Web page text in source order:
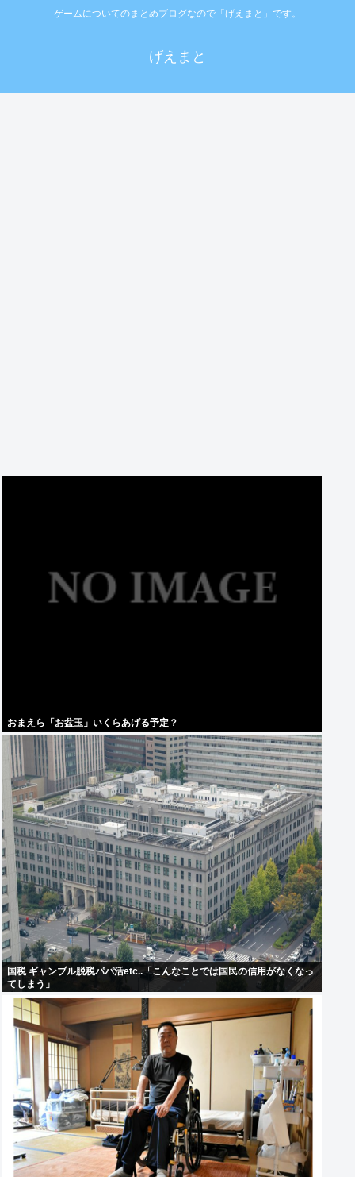
ゲームについてのまとめブログなので「げえまと」です。
げえまと
おまえら「お盆玉」いくらあげる予定？
国税 ギャンブル脱税パパ活etc..「こんなことでは国民の信用がなくなっ
てしまう」